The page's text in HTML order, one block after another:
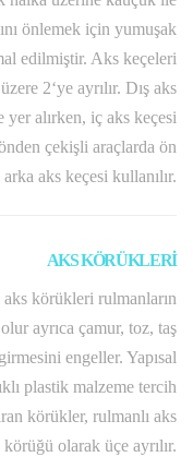
önlemek için yumuşak
edilmiştir. Aks keçeleri
2‘ye ayrılır. Dış aks
yer alırken, iç aks keçesi
çekişli araçlarda ön
aks keçesi kullanılır.
AKS KÖRÜKLERİ
aks körükleri rulmanların
olur ayrıca çamur, toz, taş
engeller. Yapısal
plastik malzeme tercih
körükler, rulmanlı aks
olarak üçe ayrılır.